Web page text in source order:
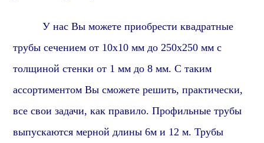
У нас Вы можете приобрести квадратные
трубы сечением от 10х10 мм до 250х250 мм с
толщиной стенки от 1 мм до 8 мм. С таким
ассортиментом Вы сможете решить, практически,
все свои задачи,как правило. Профильные трубы
выпускаются мерной длины 6м и 12 м. Трубы